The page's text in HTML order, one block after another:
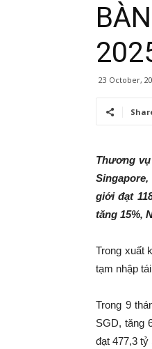
23 October,
Thương vụ
giới đạt
tăng 15%,
Trong xuất
tạm nhập
Trong 9
SGD, tăng
đạt 477,3 tỷ